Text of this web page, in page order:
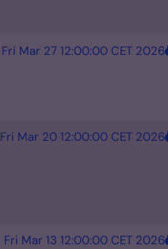
Fri Mar 27 12:00:00 CET 2026
Fri Mar 20 12:00:00 CET 2026
Fri Mar 13 12:00:00 CET 2026